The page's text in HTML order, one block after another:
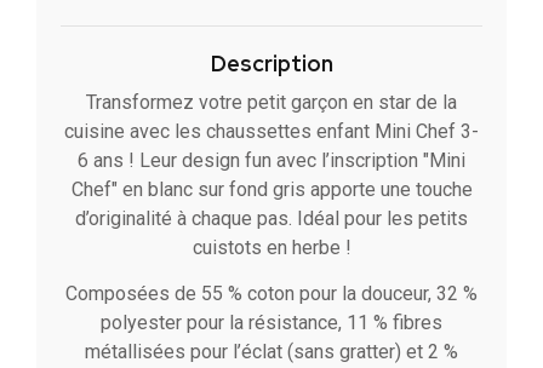
Description
Transformez votre petit garçon en star de la
cuisine avec les chaussettes enfant Mini Chef 3-
6 ans ! Leur design fun avec l’inscription "Mini
Chef" en blanc sur fond gris apporte une touche
d’originalité à chaque pas. Idéal pour les petits
cuistots en herbe !
Composées de 55 % coton pour la douceur, 32 %
polyester pour la résistance, 11 % fibres
métallisées pour l’éclat (sans gratter) et 2 %